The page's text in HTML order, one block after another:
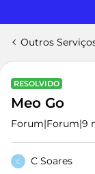
Outros
RESOLVIDO
Meo Go
Forum|Forum|9
C C Soares